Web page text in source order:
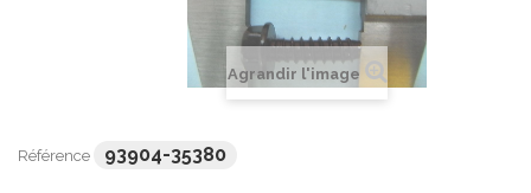
Agrandir l'image
Référence 93904-35380